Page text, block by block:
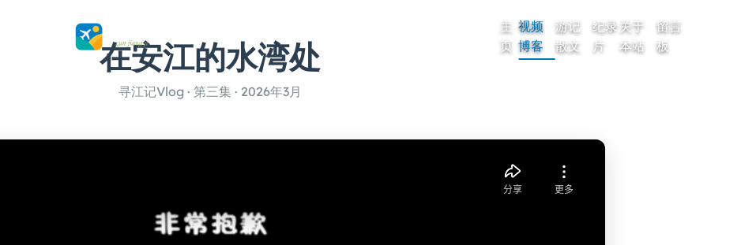
主
页
视频
博客
游记
散文
纪录
片
关于
本站
留言
板
在安江的水湾处
寻江记Vlog · 第三集 · 2026年3月